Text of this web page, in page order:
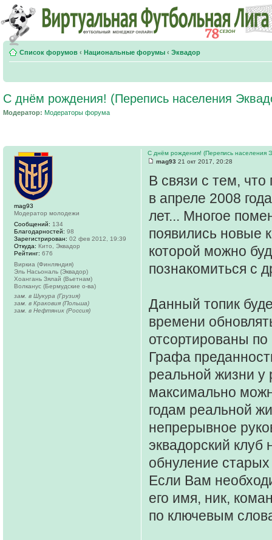
Список форумов ‹ Национальные форумы ‹ Эквадор
С днём рождения! (Перепись населения
Модератор: Модераторы форума
С днём рождения! (Перепись населения
mag93 21 окт 2017, 20:28
В связи с тем,
в апреле 2008
лет... Многое
появились новые
которой можно
познакомиться с
Данный топик
времени
отсортированы
Графа
реальной жизни у
максимально
годам реальной
непрерывное
эквадорский клуб
обнуление старых
Если Вам
его имя, ник,
по ключевым
mag93
Модератор молодежи
Сообщений: 134
Благодарностей: 98
Зарегистрирован: 02 фев 2012, 19:39
Откуда: Кито, Эквадор
Рейтинг: 676
Виркиа (Финляндия)
Эль Насьональ (Эквадор)
Хоангань Зялай (Вьетнам)
Волканус (Бермудские о-ва)
зам. в Шукура (Грузия)
зам. в Краковия (Польша)
зам. в Нефтяник (Россия)